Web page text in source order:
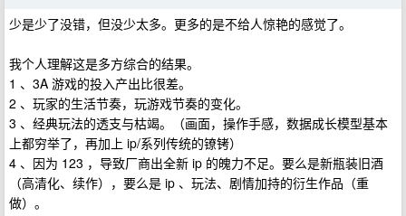
少是少了没错，但没少太多。更多的是不给人惊艳的感觉了。
我个人理解这是多方综合的结果。
1 、3A 游戏的投入产出比很差。
2 、玩家的生活节奏，玩游戏节奏的变化。
3 、经典玩法的透支与枯竭。（画面，操作手感，数据成长模型基本
上都穷举了，再加上 ip/系列传统的镣铐）
4 、因为 123 ，导致厂商出全新 ip 的魄力不足。要么是新瓶装旧酒
（高清化、续作），要么是 ip 、玩法、剧情加持的衍生作品（重
做）。